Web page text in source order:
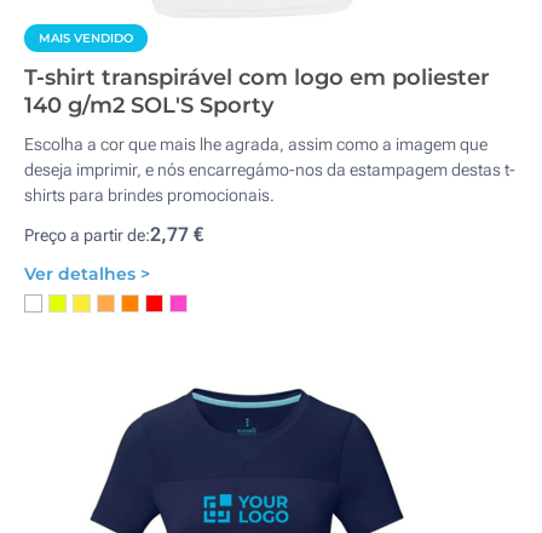
MAIS VENDIDO
T-shirt transpirável com logo em poliester
140 g/m2 SOL'S Sporty
Escolha a cor que mais lhe agrada, assim como a imagem que
deseja imprimir, e nós encarregámo-nos da estampagem destas t-
shirts para brindes promocionais.
Preço a partir de:2,77 €
Ver detalhes >